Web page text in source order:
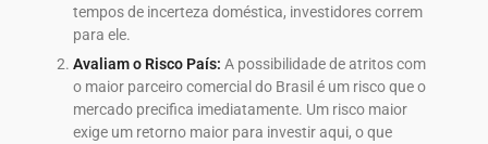
tempos de incerteza doméstica, investidores correm
para ele.
Avaliam o Risco País: A possibilidade de atritos com
o maior parceiro comercial do Brasil é um risco que o
mercado precifica imediatamente. Um risco maior
exige um retorno maior para investir aqui, o que